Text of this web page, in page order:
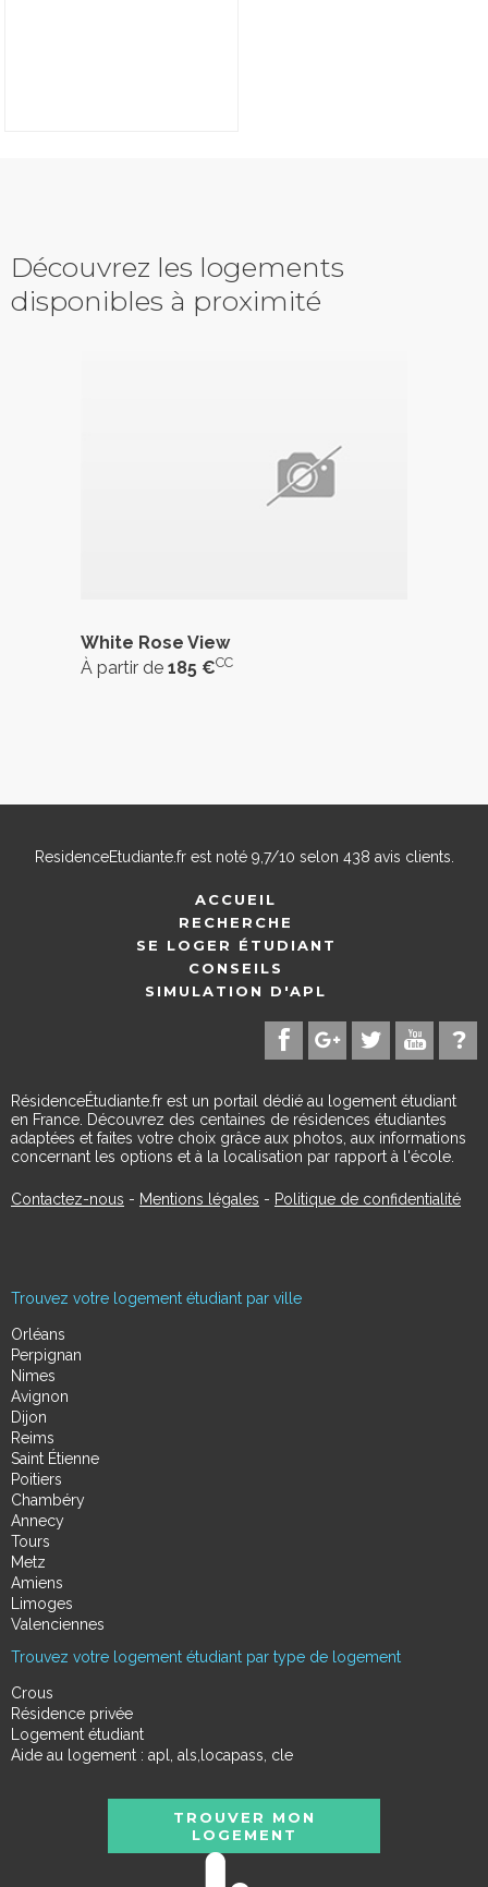
Découvrez les logements
disponibles à proximité
White Rose View
À partir de 185 €CC
ResidenceEtudiante.frest noté 9,7/10 selon 438 avis clients.
ACCUEIL
RECHERCHE
SE LOGER ÉTUDIANT
CONSEILS
SIMULATION D'APL
RésidenceÉtudiante.fr est un portail dédié au logement étudiant
en France. Découvrez des centaines de résidences étudiantes
adaptées et faites votre choix grâce aux photos, aux informations
concernant les options et à la localisation par rapport à l'école.
Contactez-nous - Mentions légales - Politique de confidentialité
Trouvez votre logement étudiant par ville
Orléans
Perpignan
Nimes
Avignon
Dijon
Reims
Saint Étienne
Poitiers
Chambéry
Annecy
Tours
Metz
Amiens
Limoges
Valenciennes
Trouvez votre logement étudiant par type de logement
Crous
Résidence privée
Logement étudiant
Aide au logement : apl, als,locapass, cle
TROUVER MON
LOGEMENT